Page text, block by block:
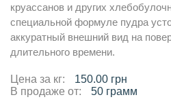
круассанов и других
специальной формуле пудра
аккуратный внешний вид на
длительного времени.
Цена за кг:
150.00 грн
В продаже от:
50 грамм